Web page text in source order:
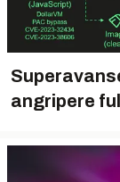
angripere